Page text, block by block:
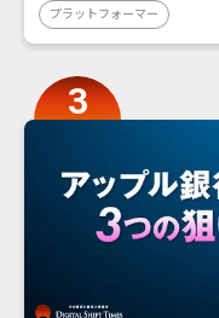
プラットフォーマー